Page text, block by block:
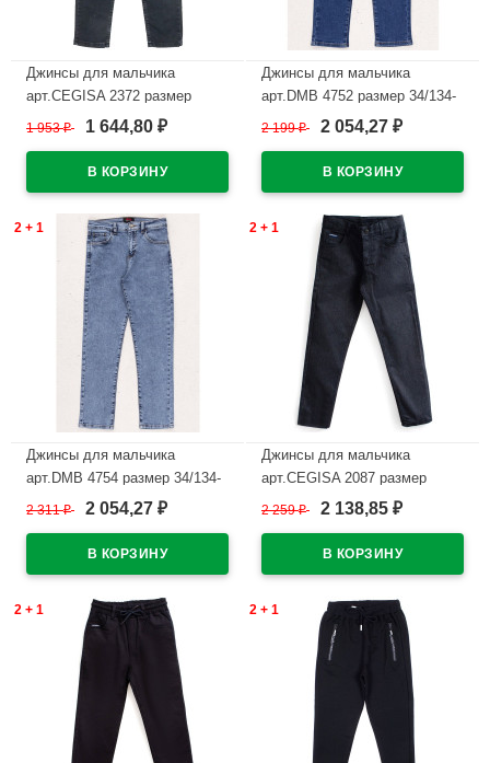
Джинсы для мальчика
арт.CEGISA 2372 размер
30/116-34/134 цвет черный
1 953₽ 1 644,80 ₽
Джинсы для мальчика
арт.DMB 4752 размер 34/134-
44/164 цвет индиго
2 199₽ 2 054,27 ₽
2 + 1
Джинсы для мальчика
арт.DMB 4754 размер 34/134-
44/164 цвет голубой
2 311₽ 2 054,27 ₽
2 + 1
Джинсы для мальчика
арт.CEGISA 2087 размер
36/140-40/152 цвет темно-
2 259₽ 2 138,85 ₽
2 + 1 2 + 1